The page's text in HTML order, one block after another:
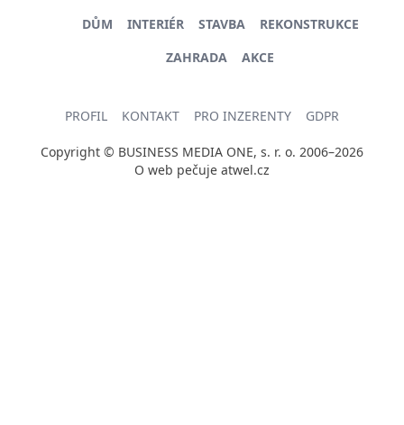
DŮM INTERIÉR STAVBA
REKONSTRUKCE
ZAHRADA
AKCE
PROFIL KONTAKT PRO INZERENTY GDPR
Copyright © BUSINESS MEDIA ONE, s. r. o. 2006–2026